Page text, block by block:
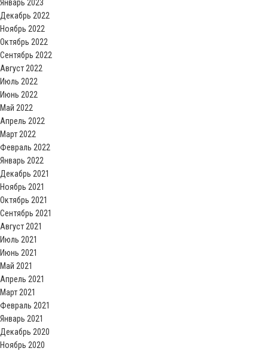
Январь 2023
Декабрь 2022
Ноябрь 2022
Октябрь 2022
Сентябрь 2022
Август 2022
Июль 2022
Июнь 2022
Май 2022
Апрель 2022
Март 2022
Февраль 2022
Январь 2022
Декабрь 2021
Ноябрь 2021
Октябрь 2021
Сентябрь 2021
Август 2021
Июль 2021
Июнь 2021
Май 2021
Апрель 2021
Март 2021
Февраль 2021
Январь 2021
Декабрь 2020
Ноябрь 2020